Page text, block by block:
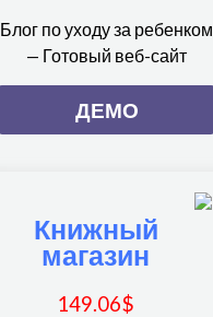
Блог по уходу за ребенком
— Готовый веб-сайт
ДЕМО
Книжный
магазин
149.06$